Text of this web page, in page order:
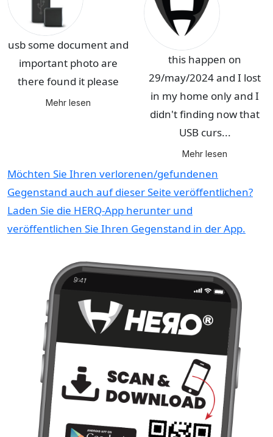
usb some document and
important photo are
there found it please
Mehr lesen
this happen on
29/may/2024 and I lost
in my home only and I
didn't finding now that
USB curs...
Mehr lesen
Möchten Sie Ihren verlorenen/gefundenen
Gegenstand auch auf dieser Seite veröffentlichen?
Laden Sie die HERQ-App herunter und
veröffentlichen Sie Ihren Gegenstand in der App.